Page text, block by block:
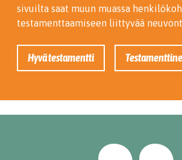
sivuilta saat muun muassa
testamenttaamiseen liittyvää
Hyvä testamentti